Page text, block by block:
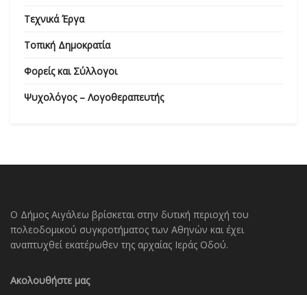
Τεχνικά Έργα
Τοπική Δημοκρατία
Φορείς και Σύλλογοι
Ψυχολόγος – Λογοθεραπευτής
Ο Δήμος Αιγάλεω βρίσκεται στην δυτική περιοχή του
πολεοδομικού συγκροτήματος των Αθηνών και έχει
αναπτυχθεί εκατέρωθεν της αρχαίας Ιεράς Οδού.
Ακολουθήστε μας